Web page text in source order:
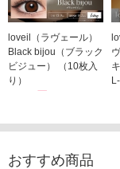
loveil（ラヴェール）
Black bijou（ブラック
ビジュー） （10枚入
り）
おすすめ商品